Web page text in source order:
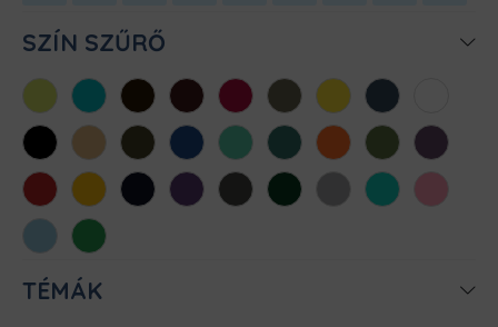
SZÍN SZŰRŐ
AlmazöldAtollkékBarnaBordóChili Cink Citromsárga
Denim
FeketeHomokKhaki KirálykékMentaMéregzöld
NarancsOliva Padlizsán
Piros SárgaSötétkékSötétlilaSötétszürke
SötétzöldSportszürke
Türkiz
Világos
rózsaszín
Világoskék
Zöld
TÉMÁK